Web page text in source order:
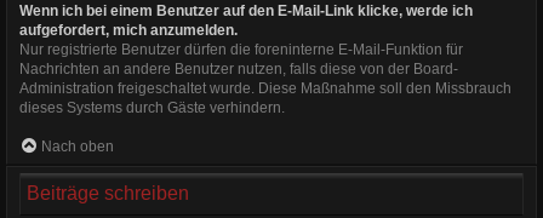
Wenn ich bei einem Benutzer auf den E-Mail-Link klicke, werde ich
aufgefordert, mich anzumelden.
Nur registrierte Benutzer dürfen die foreninterne E-Mail-Funktion für
Nachrichten an andere Benutzer nutzen, falls diese von der Board-
Administration freigeschaltet wurde. Diese Maßnahme soll den Missbrauch
dieses Systems durch Gäste verhindern.
Nach oben
Beiträge schreiben